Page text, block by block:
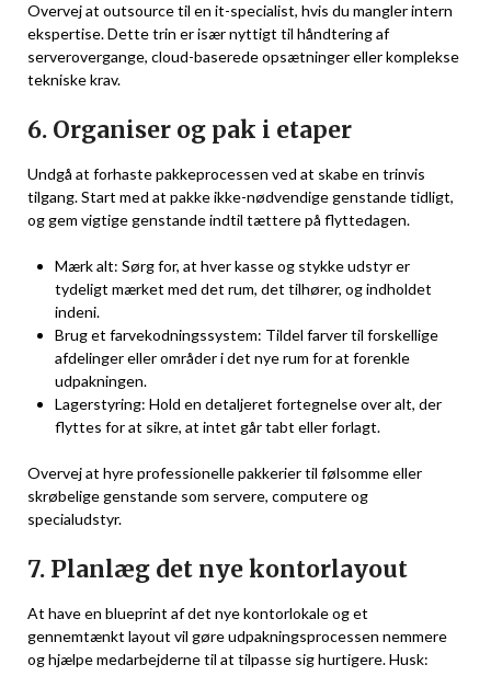
Overvej at outsource til en it-specialist, hvis du mangler intern
ekspertise. Dette trin er især nyttigt til håndtering af
serverovergange, cloud-baserede opsætninger eller komplekse
tekniske krav.
6. Organiser og pak i etaper
Undgå at forhaste pakkeprocessen ved at skabe en trinvis
tilgang. Start med at pakke ikke-nødvendige genstande tidligt,
og gem vigtige genstande indtil tættere på flyttedagen.
Mærk alt: Sørg for, at hver kasse og stykke udstyr er
tydeligt mærket med det rum, det tilhører, og indholdet
indeni.
Brug et farvekodningssystem: Tildel farver til forskellige
afdelinger eller områder i det nye rum for at forenkle
udpakningen.
Lagerstyring: Hold en detaljeret fortegnelse over alt, der
flyttes for at sikre, at intet går tabt eller forlagt.
Overvej at hyre professionelle pakkerier til følsomme eller
skrøbelige genstande som servere, computere og
specialudstyr.
7. Planlæg det nye kontorlayout
At have en blueprint af det nye kontorlokale og et
gennemtænkt layout vil gøre udpakningsprocessen nemmere
og hjælpe medarbejderne til at tilpasse sig hurtigere. Husk: